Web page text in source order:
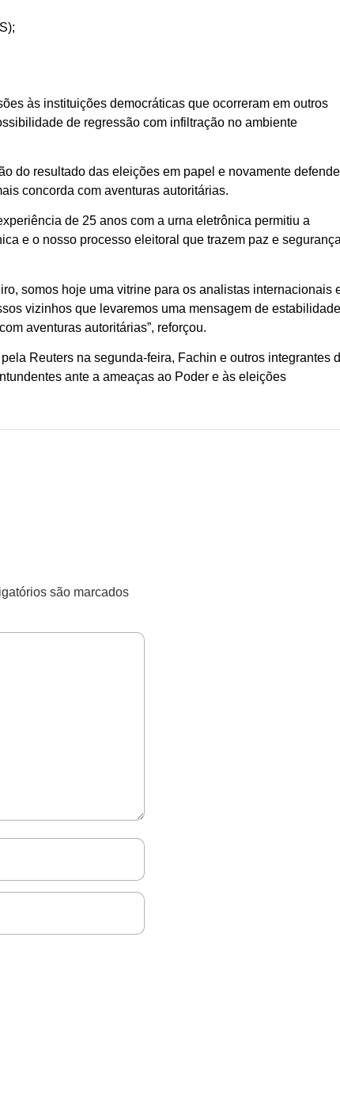
às instituições democráticas que ocorreram em outros
de regressão com infiltração no ambiente
do resultado das eleições em papel e novamente
concorda com aventuras autoritárias.
de 25 anos com a urna eletrônica permitiu a
e o nosso processo eleitoral que trazem paz e segurança
somos hoje uma vitrine para os analistas internacionais
vizinhos que levaremos uma mensagem de
aventuras autoritárias”, reforçou.
Reuters na segunda-feira, Fachin e outros integrantes
ante a ameaças ao Poder e às eleições
são marcados